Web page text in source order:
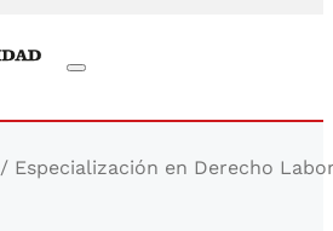
/ Especialización en Derecho